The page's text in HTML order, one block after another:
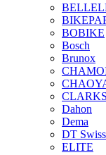
BOBIKE
Bosch
Brunox
CLARKS
Dahon
Dema
DT Swiss
ELITE